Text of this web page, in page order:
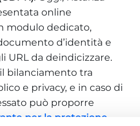
online
modulo dedicato,
d’identità e
URL da deindicizzare.
bilanciamento tra
e privacy, e in caso di
può proporre
per la protezione